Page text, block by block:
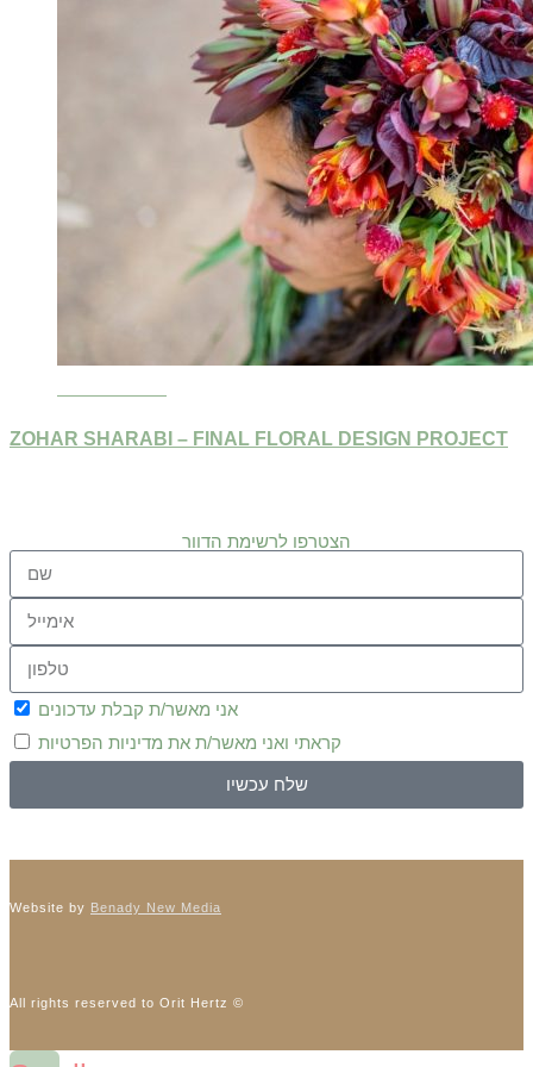
ZOHAR SHARABI – FINAL FLORAL DESIGN PROJECT
הצטרפו לרשימת הדוור
אני מאשר/ת קבלת עדכונים
קראתי ואני מאשר/ת את מדיניות הפרטיות
שלח עכשיו
Website by Benady New Media
All rights reserved to Orit Hertz ©